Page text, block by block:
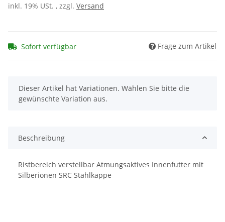
inkl. 19% USt. , zzgl. Versand
Sofort verfügbar Frage zum Artikel
x
Dieser Artikel hat Variationen. Wählen Sie bitte die
gewünschte Variation aus.
Beschreibung
Ristbereich verstellbar Atmungsaktives Innenfutter mit
Silberionen SRC Stahlkappe